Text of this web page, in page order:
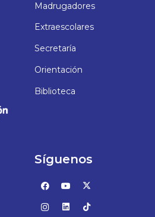
Madrugadores
Extraescolares
Secretaría
Orientación
Biblioteca
Síguenos